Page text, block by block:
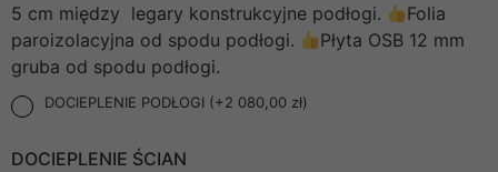
5 cm między legary konstrukcyjne podłogi.
Folia
paroizolacyjna od spodu podłogi.
Płyta OSB 12 mm
gruba od spodu podłogi.
DOCIEPLENIE PODŁOGI (+2 080,00 zł)
DOCIEPLENIE ŚCIAN